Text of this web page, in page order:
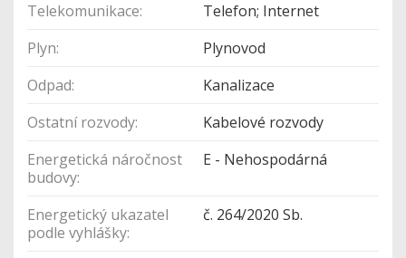
Telekomunikace:
Telefon; Internet
Plyn:
Plynovod
Odpad:
Kanalizace
Ostatní rozvody:
Kabelové rozvody
Energetická náročnost
budovy:
E - Nehospodárná
Energetický ukazatel
podle vyhlášky:
č. 264/2020 Sb.